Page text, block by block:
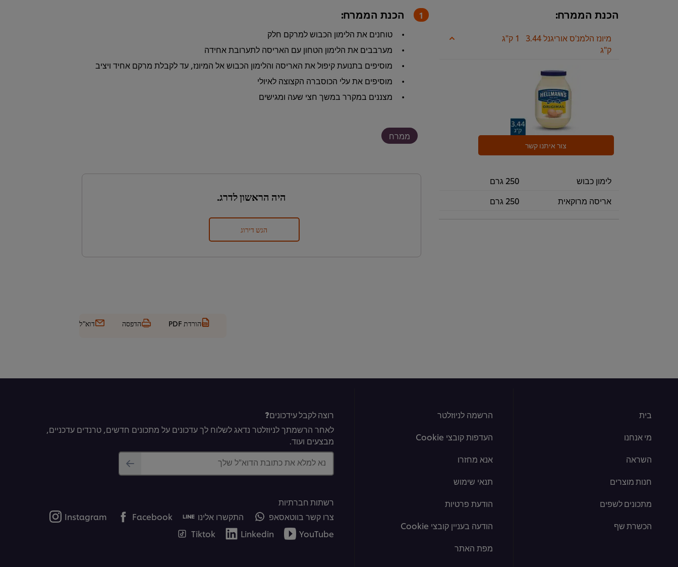
הכנת הממרח:
מיונז הלמנ'ס אוריגנל 3.44
ק"ג
1 ק"ג
צור איתנו קשר
לימון כבוש
250 גרם
אריסה מרוקאית
250 גרם
הכנת הממרח:
טוחנים את הלימון הכבוש למרקם חלק
מערבבים את הלימון הטחון עם האריסה לתערובת אחידה
מוסיפים בתנועת קיפול את האריסה והלימון הכבוש אל המיונז, עד לקבלת מרקם אחיד ויציב
מוסיפים את עלי הכוסברה הקצוצה לאיולי
מצננים במקרר במשך חצי שעה ומגישים
ממרח
היה הראשון לדרג.
הגש דירוג
הורדת PDF הדפסה דוא"ל
בית
מי אנחנו
השראה
חנות מוצרים
מתכונים לשפים
הכשרת שף
הרשמה לניוזלטר
העדפות קובצי Cookie
אנא מחזרו
תנאי שימוש
הודעת פרטיות
הודעה בעניין קובצי Cookie
מפת האתר
רוצה לקבל עידכונים?
לאחר הרשמתך לניוזלטר נדאג לשלוח לך עדכונים על מתכונים חדשים, טרנדים עדכניים,
מבצעים ועוד.
נא למלא את כתובת הדוא"ל שלך
רשתות חברתיות
צרו קשר בווטאסאפ
התקשרו אלינו Facebook
Instagram
YouTube
Linkedin
Tiktok